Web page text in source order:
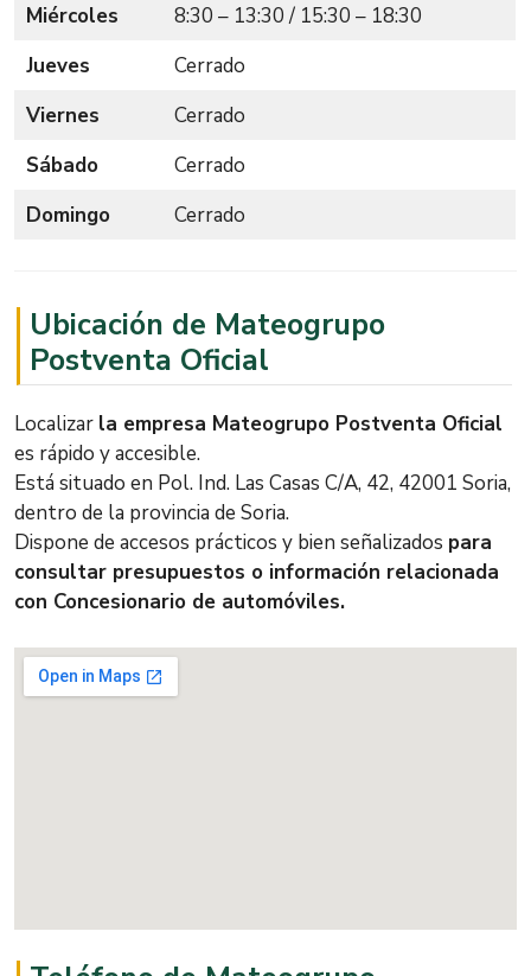
Miércoles
8:30 – 13:30 / 15:30 – 18:30
Jueves
Cerrado
Viernes
Cerrado
Sábado
Cerrado
Domingo
Cerrado
Ubicación de Mateogrupo
Postventa Oficial
Localizar la empresa Mateogrupo Postventa Oficial
es rápido y accesible.
Está situado en Pol. Ind. Las Casas C/A, 42, 42001 Soria,
dentro de la provincia de Soria.
Dispone de accesos prácticos y bien señalizados para
consultar presupuestos o información relacionada
con Concesionario de automóviles.